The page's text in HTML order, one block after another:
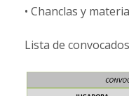
• Chanclas y
Lista de